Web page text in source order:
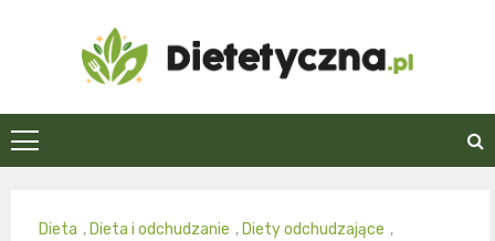
Dietetyczna.pl
Dieta ,Dieta i odchudzanie ,Diety odchudzające ,